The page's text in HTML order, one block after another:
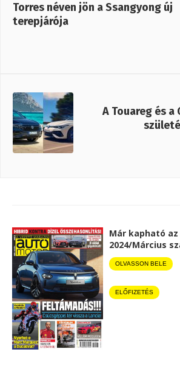
Torres néven jön a Ssangyong új
terepjárója
A Touareg és a
Már kapható
2024/Március
OLVASSON BELE
ELŐFIZETÉS